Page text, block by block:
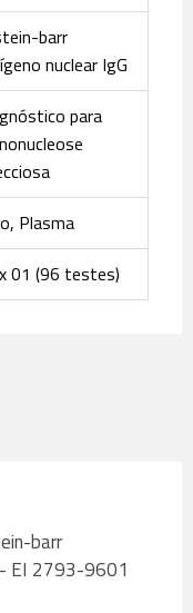
barr
nuclear IgG
para
Plasma
01 (96 testes)
barr
- EI 2793-9601